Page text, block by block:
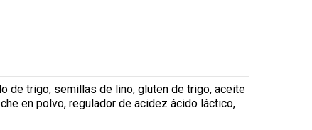
de trigo, semillas de lino, gluten de trigo, aceite
en polvo, regulador de acidez ácido láctico,